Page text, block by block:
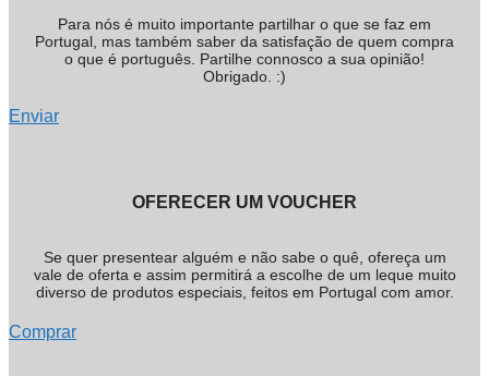
Para nós é muito importante partilhar o que se faz em
Portugal, mas também saber da satisfação de quem compra
o que é português. Partilhe connosco a sua opinião!
Obrigado. :)
Enviar
OFERECER UM VOUCHER
Se quer presentear alguém e não sabe o quê, ofereça um
vale de oferta e assim permitirá a escolhe de um leque muito
diverso de produtos especiais, feitos em Portugal com amor.
Comprar